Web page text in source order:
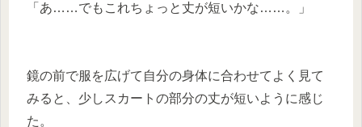
「あ……でもこれちょっと丈が短いかな……。」
鏡の前で服を広げて自分の身体に合わせてよく見て
みると、少しスカートの部分の丈が短いように感じ
た。